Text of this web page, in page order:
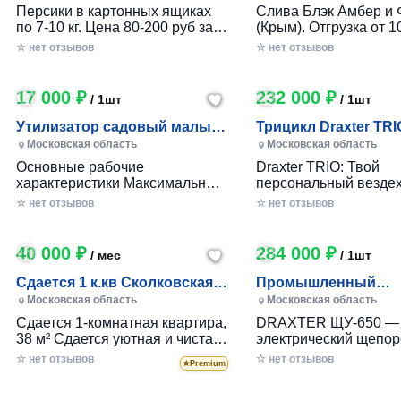
Персики в картонных ящиках
по 7-10 кг. Цена 80-200 руб за 1
кг в зависимости от размера и
☆ нет отзывов
Слива Блэк Амбер и
(Крым). Отгрузка от
картонном ящике по 7-
☆ нет отзывов
17 000 ₽ / 1шт
Утилизатор садовый малый
(УСМ)
Московская область
Основные рабочие
характеристики Максимальный
размер переработки
ножей — Сталь 65Г Габариты
Вес станка, кг — до 25 Длина
ножа, мм — 80 Размеры (дл х
шир х выс), мм. — 360х360х680
100x50
☆ нет отзывов
232 000 ₽/ 1шт
Трицикл Draxter
Московская область
Draxter TRIO: Твой
персональный
приключений и
развлечений? •
возможности:
которой ты мог только
Легко преодолевай
поверхности. •
стиль:
дизайн, который
☆ нет отзывов
40 000 ₽ / мес
Сдается 1 к.кв Сколковская 1
Б, МО
Московская область
Сдается 1-комнатная квартира,
38 м² Сдается уютная и чистая
1-комнатная квартира
площадью 38 м² на длительный
★Premium
☆ нет отзывов
284 000 ₽/ 1шт
Промышленный
измельчитель веток
DRAXTER УЩ-650, 22
Московская область
DRAXTER ЩУ-650 —
электрический
утилизатор для
☆ нет отзывов